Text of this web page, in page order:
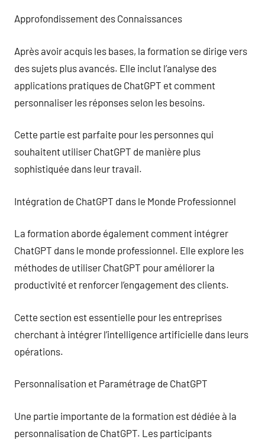
Approfondissement des Connaissances
Après avoir acquis les bases, la formation se dirige vers
des sujets plus avancés. Elle inclut l’analyse des
applications pratiques de ChatGPT et comment
personnaliser les réponses selon les besoins.
Cette partie est parfaite pour les personnes qui
souhaitent utiliser ChatGPT de manière plus
sophistiquée dans leur travail.
Intégration de ChatGPT dans le Monde Professionnel
La formation aborde également comment intégrer
ChatGPT dans le monde professionnel. Elle explore les
méthodes de utiliser ChatGPT pour améliorer la
productivité et renforcer l’engagement des clients.
Cette section est essentielle pour les entreprises
cherchant à intégrer l’intelligence artificielle dans leurs
opérations.
Personnalisation et Paramétrage de ChatGPT
Une partie importante de la formation est dédiée à la
personnalisation de ChatGPT. Les participants